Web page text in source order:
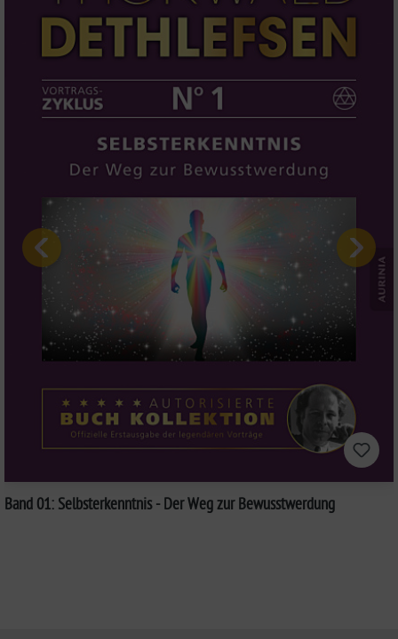
Band 01: Selbsterkenntnis - Der Weg zur Bewusstwerdung